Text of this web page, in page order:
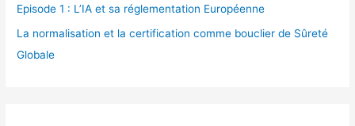
Episode 1 : L’IA et sa réglementation Européenne
La normalisation et la certification comme bouclier de Sûreté
Globale